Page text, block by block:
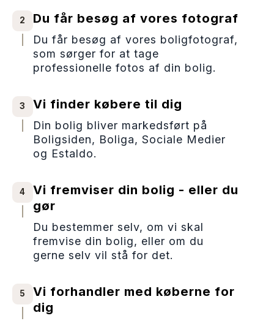
2 Du får besøg af vores fotograf
Du får besøg af vores boligfotograf,
som sørger for at tage
professionelle fotos af din bolig.
3 Vi finder købere til dig
Din bolig bliver markedsført på
Boligsiden, Boliga, Sociale Medier
og Estaldo.
4
Vi fremviser din bolig - eller du
gør
Du bestemmer selv, om vi skal
fremvise din bolig, eller om du
gerne selv vil stå for det.
5
Vi forhandler med køberne for
dig